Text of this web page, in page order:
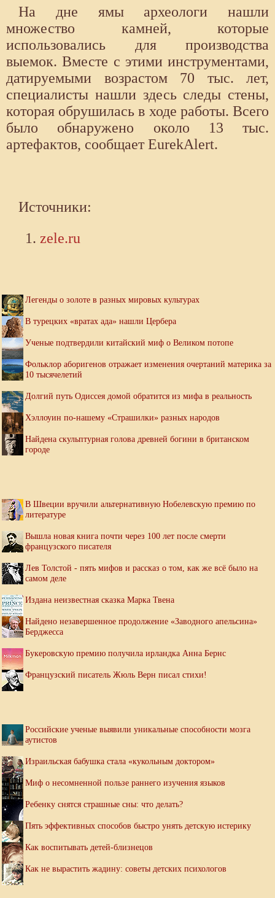
На дне ямы археологи нашли
множество камней, которые
использовались для производства
выемок. Вместе с этими инструментами,
датируемыми возрастом 70 тыс. лет,
специалисты нашли здесь следы стены,
которая обрушилась в ходе работы. Всего
было обнаружено около 13 тыс.
артефактов, сообщает EurekAlert.
Источники:
zele.ru
Легенды о золоте в разных мировых культурах
В турецких «вратах ада» нашли Цербера
Ученые подтвердили китайский миф о Великом потопе
Фольклор аборигенов отражает изменения очертаний материка за
10 тысячелетий
Долгий путь Одиссея домой обратится из мифа в реальность
Хэллоуин по-нашему «Страшилки» разных народов
Найдена скульптурная голова древней богини в британском
городе
В Швеции вручили альтернативную Нобелевскую премию по
литературе
Вышла новая книга почти через 100 лет после смерти
французского писателя
Лев Толстой - пять мифов и рассказ о том, как же всё было на
самом деле
Издана неизвестная сказка Марка Твена
Найдено незавершенное продолжение «Заводного апельсина»
Берджесса
Букеровскую премию получила ирландка Анна Бернс
Французский писатель Жюль Верн писал стихи!
Российские ученые выявили уникальные способности мозга
аутистов
Израильская бабушка стала «кукольным доктором»
Миф о несомненной пользе раннего изучения языков
Ребенку снятся страшные сны: что делать?
Пять эффективных способов быстро унять детскую истерику
Как воспитывать детей-близнецов
Как не вырастить жадину: советы детских психологов